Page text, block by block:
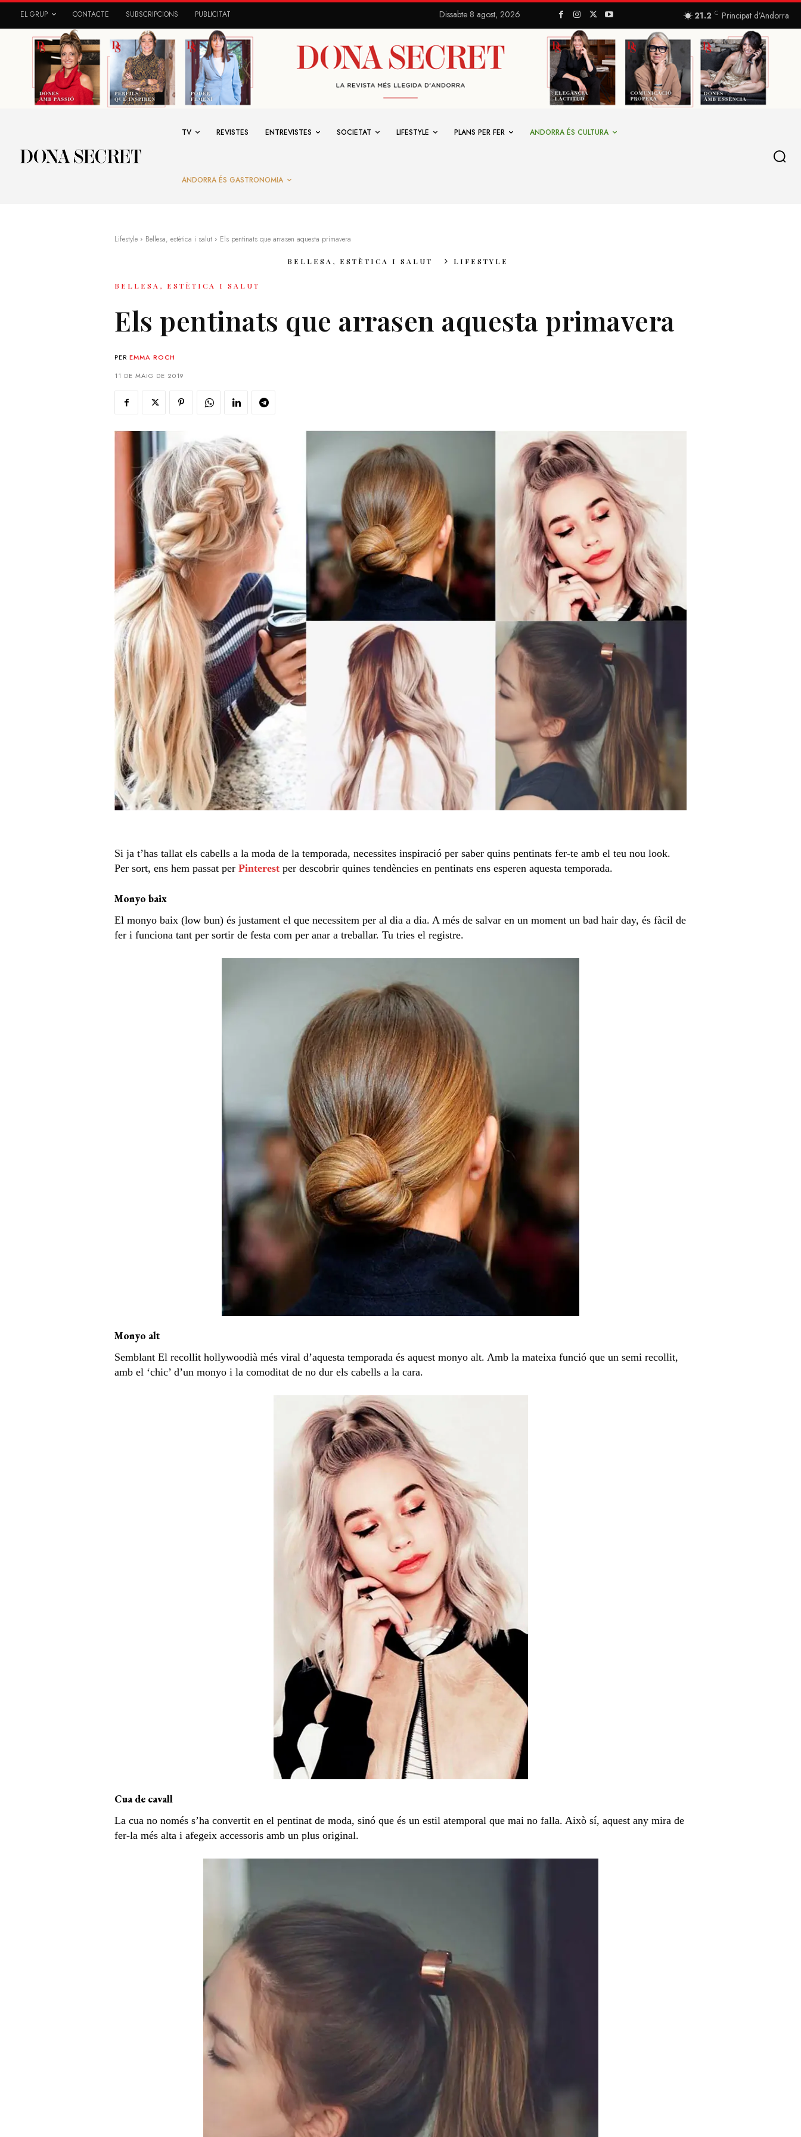
EL GRUP CONTACTE SUBSCRIPCIONS PUBLICITAT Dissabte 8 agost, 2026 21.2 C Principat d’Andorra
TV REVISTES ENTREVISTES SOCIETAT LIFESTYLE PLANS PER FER ANDORRA ÉS CULTURA
ANDORRA ÉS GASTRONOMIA
Lifestyle Bellesa, estètica i salut Els pentinats que arrasen aquesta primavera
BELLESA, ESTÈTICA I SALUT LIFESTYLE
BELLESA, ESTÈTICA I SALUT
Els pentinats que arrasen aquesta primavera
PER EMMA ROCH
11 DE MAIG DE 2019
Si ja t’has tallat els cabells a la moda de la temporada, necessites inspiració per saber quins pentinats fer-te amb el teu nou look.
Per sort, ens hem passat per Pinterest per descobrir quines tendències en pentinats ens esperen aquesta temporada.
Monyo baix
El monyo baix (low bun) és justament el que necessitem per al dia a dia. A més de salvar en un moment un bad hair day, és fàcil de
fer i funciona tant per sortir de festa com per anar a treballar. Tu tries el registre.
Monyo alt
Semblant El recollit hollywoodià més viral d’aquesta temporada és aquest monyo alt. Amb la mateixa funció que un semi recollit,
amb el ‘chic’ d’un monyo i la comoditat de no dur els cabells a la cara.
Cua de cavall
La cua no només s’ha convertit en el pentinat de moda, sinó que és un estil atemporal que mai no falla. Això sí, aquest any mira de
fer-la més alta i afegeix accessoris amb un plus original.